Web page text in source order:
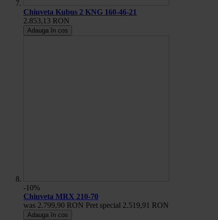
Chiuveta Kubus 2 KNG 160-46-21
2.853,13 RON
Adauga în cos
-10%
Chiuveta MRX 210-70
was 2.799,90 RON Pret special 2.519,91 RON
Adauga în cos